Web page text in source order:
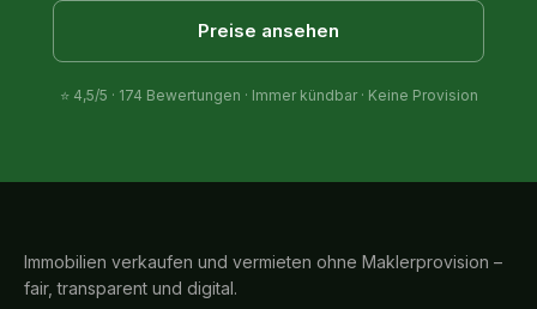
Preise ansehen
⭐ 4,5/5 · 174 Bewertungen · Immer kündbar · Keine Provision
Immobilien verkaufen und vermieten ohne Maklerprovision –
fair, transparent und digital.